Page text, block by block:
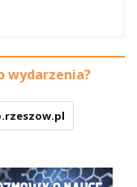
wydarzenia?